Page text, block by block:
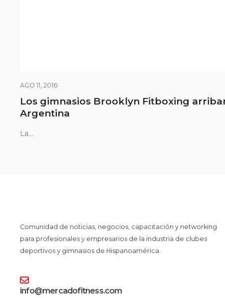
AGO 11, 2016
Los gimnasios Brooklyn Fitboxing
Argentina
La...
Comunidad de noticias, negocios, capacitación y networking
para profesionales y empresarios de la industria de clubes
deportivos y gimnasios de Hispanoamérica.
info@mercadofitness.com